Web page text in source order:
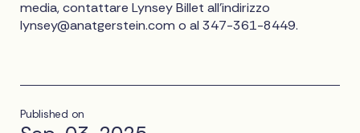
media, contattare Lynsey Billet all'indirizzo
lynsey@anatgerstein.com o al 347-361-8449.
Published on